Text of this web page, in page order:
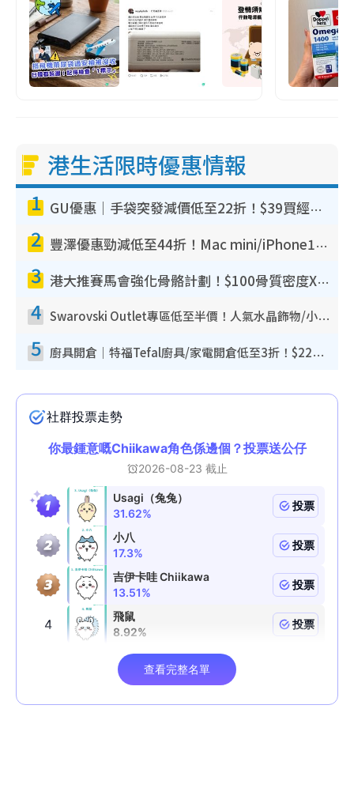
港生活限時優惠情報
1 GU優惠｜手袋突發減價低至22折！$39買經典波士頓包/餃子袋！飾物同步減價$29起！
2 豐澤優惠勁減低至44折！Mac mini/iPhone17Pro大減價！廚房家電$220起
3 港大推賽馬會強化骨骼計劃！$100骨質密度X光檢查 完成免費運動訓練送超市禮券！附參加資格
4 Swarovski Outlet專區低至半價！人氣水晶飾物/小擺設$138起！迪士尼款/水晶高跟鞋都有平
5 廚具開倉｜特福Tefal廚具/家電開倉低至3折！$220起買平底鍋/炒鑊/湯煲！電飯煲/吸塵機/燙斗$418起